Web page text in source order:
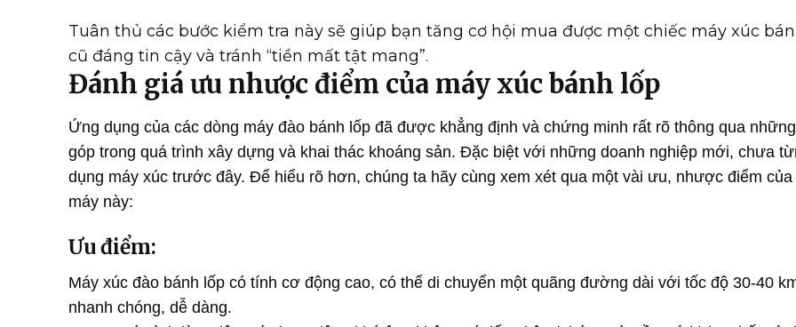
Tuân thủ các bước kiểm tra này sẽ giúp bạn tăng cơ hội mua được một chiếc máy xúc
cũ đáng tin cậy và tránh “tiền mất tật mang”.
Đánh giá ưu nhược điểm của máy xúc bánh lốp
Ứng dụng của các dòng máy đào bánh lốp đã được khẳng định và chứng minh rất rõ thông qua
góp trong quá trình xây dựng và khai thác khoáng sản. Đặc biệt với những doanh nghiệp mới, chưa
dụng máy xúc trước đây. Để hiểu rõ hơn, chúng ta hãy cùng xem xét qua một vài ưu, nhược điểm của
máy này:
Ưu điểm:
Máy xúc đào bánh lốp có tính cơ động cao, có thể di chuyển một quãng đường dài với tốc độ 30-40
nhanh chóng, dễ dàng.